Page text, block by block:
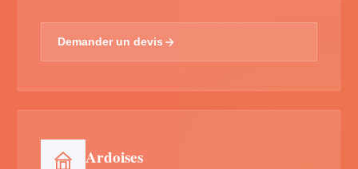
Demander un devis
Ardoises